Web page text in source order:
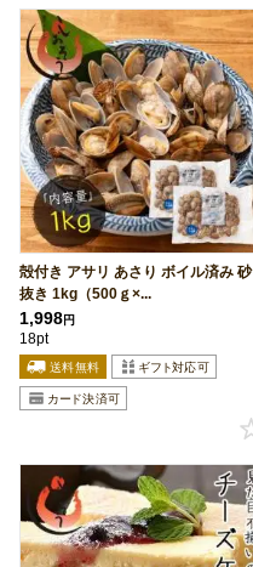
殻付き アサリ あさり ボイル済み 砂
抜き 1kg（500ｇ×...
1,998円
18pt